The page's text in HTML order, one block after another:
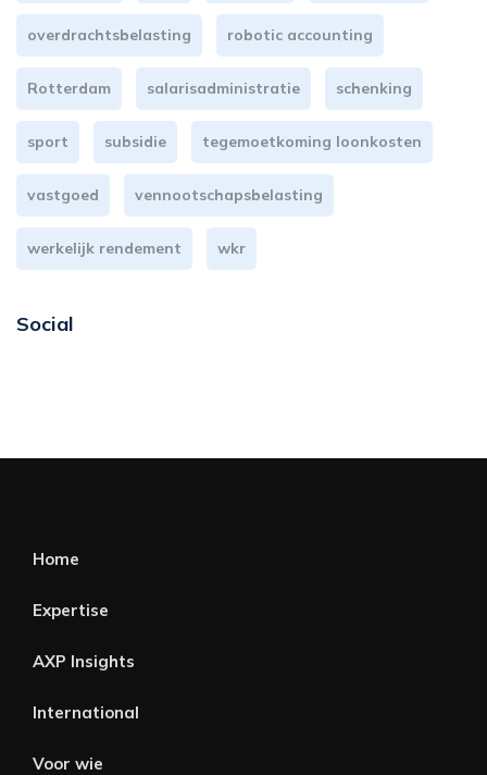
overdrachtsbelasting robotic accounting
Rotterdam salarisadministratie schenking
sport subsidie tegemoetkoming loonkosten
vastgoed vennootschapsbelasting
werkelijk rendement wkr
Social
Home
Expertise
AXP Insights
International
Voor wie